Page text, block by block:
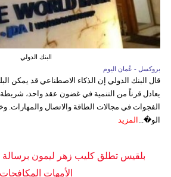
البنك الدولي
بروكسل - عُمان اليوم
قال البنك الدولي إن الذكاء الاصطناعي قد يمكن
يعادل قرناً من التنمية في غضون عقد واحد،
الفجوات في مجالات الطاقة والاتصال والمهارات.
الو�... المزيد
بلقيس تطلق كليب زهر ليمون برسالة
الأمهات المكافحات